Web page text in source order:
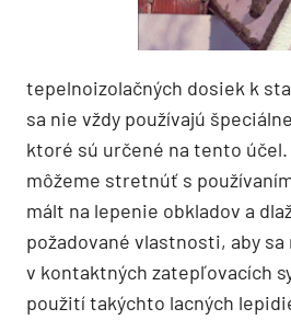
tepelnoizolačných dosiek k
sa nie vždy používajú
ktoré sú určené na tento
môžeme stretnúť s
mált na lepenie obkladov a
požadované vlastnosti, aby
v kontaktných zatepľovacích
použití takýchto lacných